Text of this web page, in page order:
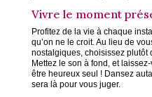
Vivre le moment
Profitez de la vie à chaque
qu’on ne le croit. Au lieu de
nostalgiques, choisissez plutôt
Mettez le son à fond, et
être heureux seul ! Dansez
sera là pour vous juger.